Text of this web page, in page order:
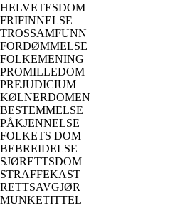
HELVETESDOM
FRIFINNELSE
TROSSAMFUNN
FORDØMMELSE
FOLKEMENING
PROMILLEDOM
PREJUDICIUM
KØLNERDOMEN
BESTEMMELSE
PÅKJENNELSE
FOLKETS DOM
BEBREIDELSE
SJØRETTSDOM
STRAFFEKAST
RETTSAVGJØR
MUNKETITTEL